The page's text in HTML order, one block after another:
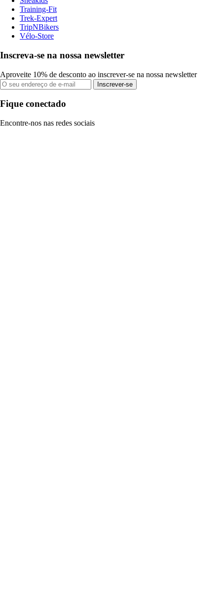
Training-Fit
Trek-Expert
TripNBikers
Vélo-Store
Inscreva-se na nossa newsletter
Aproveite 10% de desconto ao inscrever-se na nossa newsletter
Inscrever-se
Fique conectado
Encontre-nos nas redes sociais